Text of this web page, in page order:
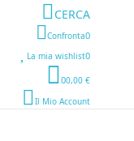
CERCA
Confronta0
La mia wishlist0
00,00 €
Il Mio Account